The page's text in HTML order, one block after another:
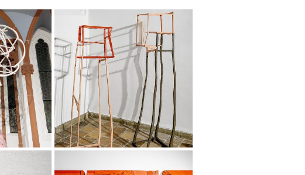
2024
Museum Moderner Kunst
Passau 2022
Spektrum Kirche Passau
2022
Landkreisgalerie Schloss
Neuburg 2020
2019
Stefan Rammer – PNP 2023
Dr. Ortmaier
Otto Saxinger
Robert Stähr
Angelika Steer